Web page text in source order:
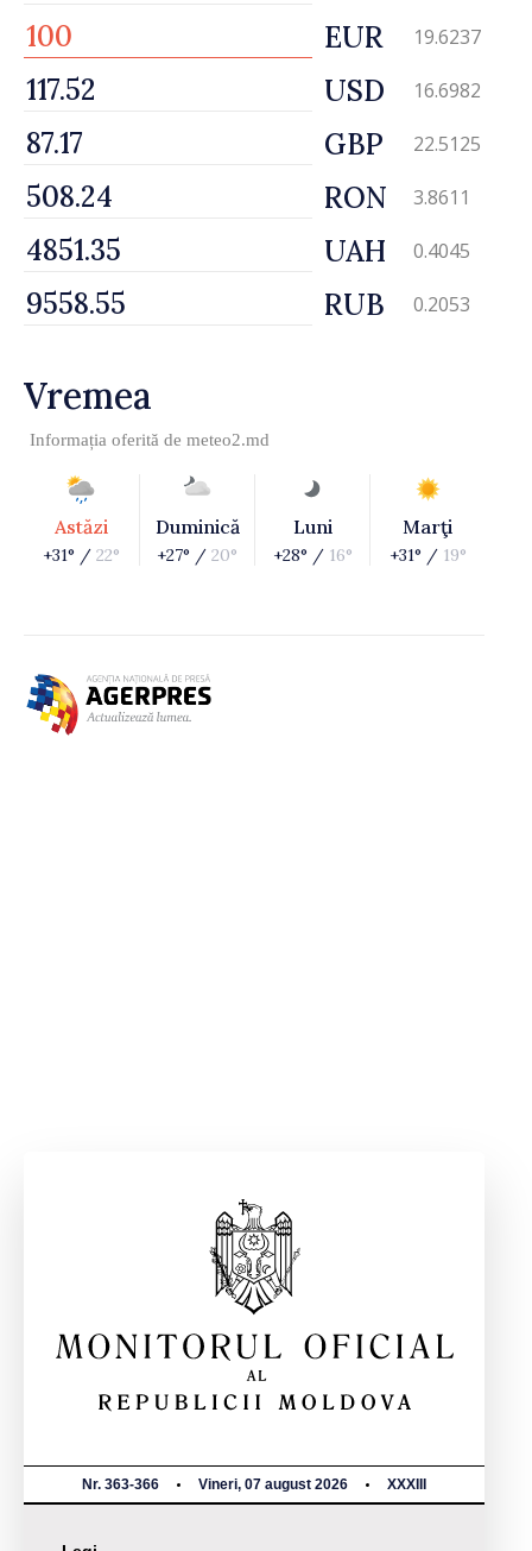
EUR 19.6237
USD 16.6982
GBP 22.5125
RON 3.8611
UAH 0.4045
RUB 0.2053
Vremea
Informația oferită de meteo2.md
Astăzi
+31° / 22°
Duminică
+27° / 20°
Luni
+28° / 16°
Marţi
+31° / 19°
Nr. 363-366 Vineri, 07 august 2026 XXXIII